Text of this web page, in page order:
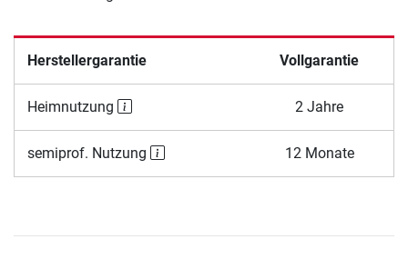
Herstellergarantie Vollgarantie
Heimnutzung 2 Jahre
semiprof. Nutzung 12 Monate